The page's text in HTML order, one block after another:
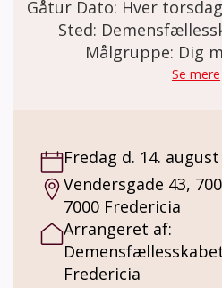
have det sjovt.
deltagere. Pris: Deltagelse på holdet er
gratis. Der kan
Gåtur Dato: Hver torsdag Tid: kl. 10.00-12.00
Sted: Demensfællesskabet Lillebælt
Vendersgade 43, 7000
Demensfællesskabet
mødes i
finder I ud af, hvor langt
går hen. Der er
af med en kop kaffe
senest kl. 12. Pris: Deltagelse er gratis. I
Demensfællesskabet
Målgruppe: Dig
Se mere
Fredag d. 14.
Vendersgade 43,
7000 Fredericia
Arrangeret af:
Fredericia